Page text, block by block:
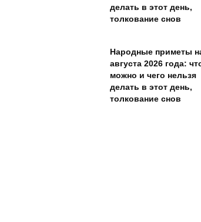
делать в этот день,
толкование снов
Народные приметы
августа 2026 года:
можно и чего нельзя
делать в этот день,
толкование снов